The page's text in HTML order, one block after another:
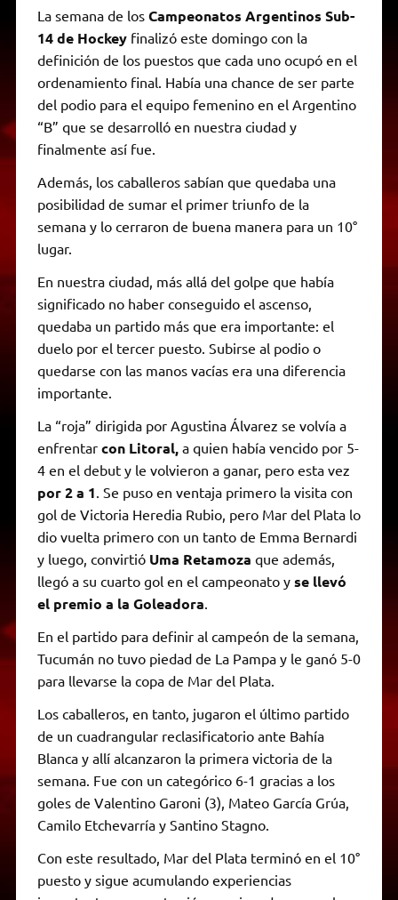
La semana de losCampeonatos Argentinos Sub-
14 de Hockey finalizó este domingo con la
definición de los puestos que cada uno ocupó en el
ordenamiento final. Había una chance de ser parte
del podio para el equipo femenino en el Argentino
“B” que se desarrolló en nuestra ciudad y
finalmente así fue.
Además, los caballeros sabían que quedaba una
posibilidad de sumar el primer triunfo de la
semana y lo cerraron de buena manera para un 10°
lugar.
En nuestra ciudad, más allá del golpe que había
significado no haber conseguido el ascenso,
quedaba un partido más que era importante: el
duelo por el tercer puesto. Subirse al podio o
quedarse con las manos vacías era una diferencia
importante.
La “roja” dirigida por Agustina Álvarez se volvía a
enfrentar con Litoral, a quien había vencido por 5-
4 en el debut y le volvieron a ganar, pero esta vez
por 2 a 1 . Se puso en ventaja primero la visita con
gol de Victoria Heredia Rubio, pero Mar del Plata lo
dio vuelta primero con un tanto de Emma Bernardi
y luego, convirtió Uma Retamoza que además,
llegó a su cuarto gol en el campeonato y se llevó
el premio a la Goleadora
En el partido para definir al campeón de la semana,
Tucumán no tuvo piedad de La Pampa y le ganó 5-0
para llevarse la copa de Mar del Plata.
Los caballeros, en tanto, jugaron el último partido
de un cuadrangular reclasificatorio ante Bahía
Blanca y allí alcanzaron la primera victoria de la
semana. Fue con un categórico 6-1 gracias a los
goles de Valentino Garoni (3), Mateo García Grúa,
Camilo Etchevarría y Santino Stagno.
Con este resultado, Mar del Plata terminó en el 10°
puesto y sigue acumulando experiencias